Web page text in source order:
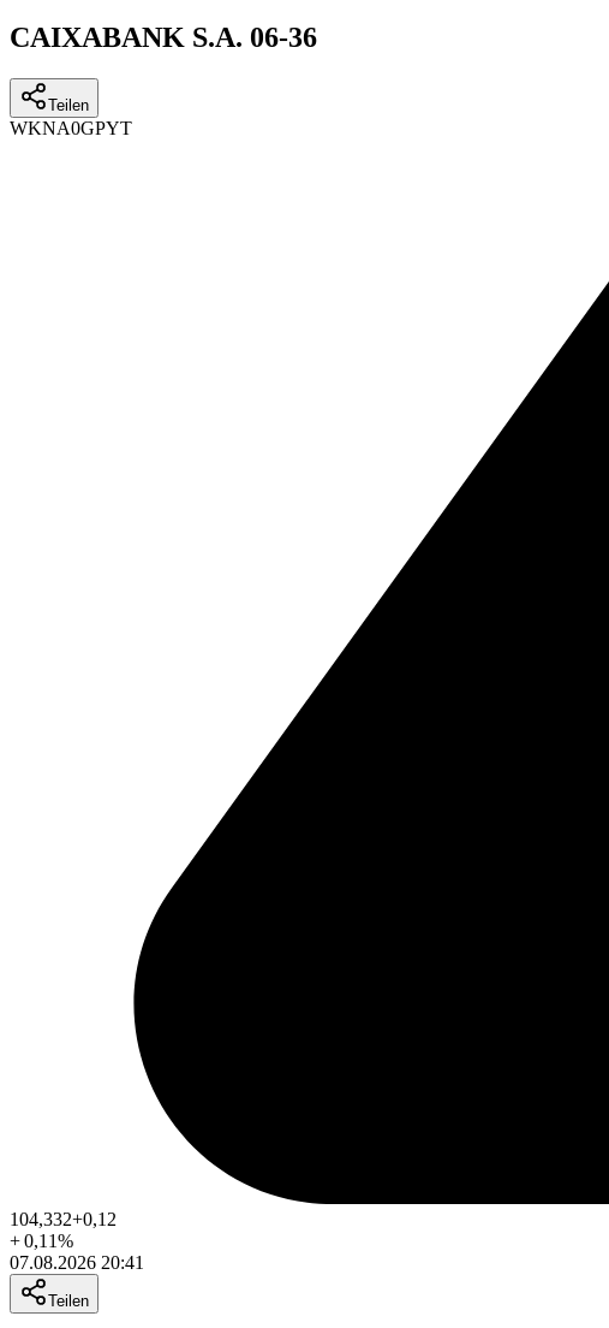
CAIXABANK S.A. 06-36
Teilen
WKNA0GPYT
104,332+0,12
+0,11%
07.08.2026 20:41
Teilen